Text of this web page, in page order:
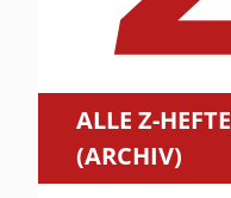
ALLE Z-HEFTE
(ARCHIV)